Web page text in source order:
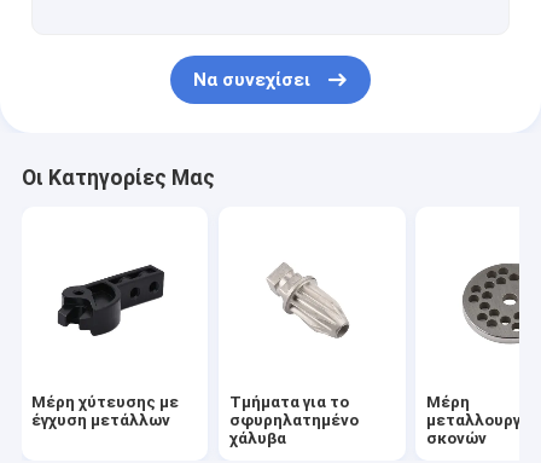
Μέρος AEG Airsoft Accessories
Να συνεχίσει
Οι Κατηγορίες Μας
Μέρη χύτευσης με
έγχυση μετάλλων
Τμήματα για το
σφυρηλατημένο
χάλυβα
Μέρη
σκονών